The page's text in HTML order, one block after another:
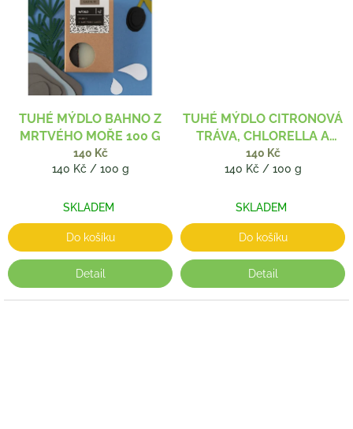
TUHÉ MÝDLO BAHNO Z
MRTVÉHO MOŘE 100 G
140 Kč
Měrná
140 Kč / 100 g
SKLADEM
Do košíku
Detail
TUHÉ MÝDLO CITRONOVÁ
TRÁVA, CHLORELLA A
SPIRULINA 100 G
140 Kč
Měrná
140 Kč / 100 g
SKLADEM
Do košíku
Detail